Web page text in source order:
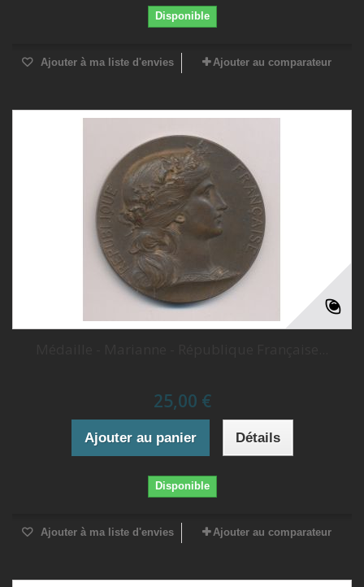
Disponible
Ajouter à ma liste d'envies Ajouter au comparateur
25,00 €
Ajouter au panier Détails
Disponible
Ajouter à ma liste d'envies Ajouter au comparateur